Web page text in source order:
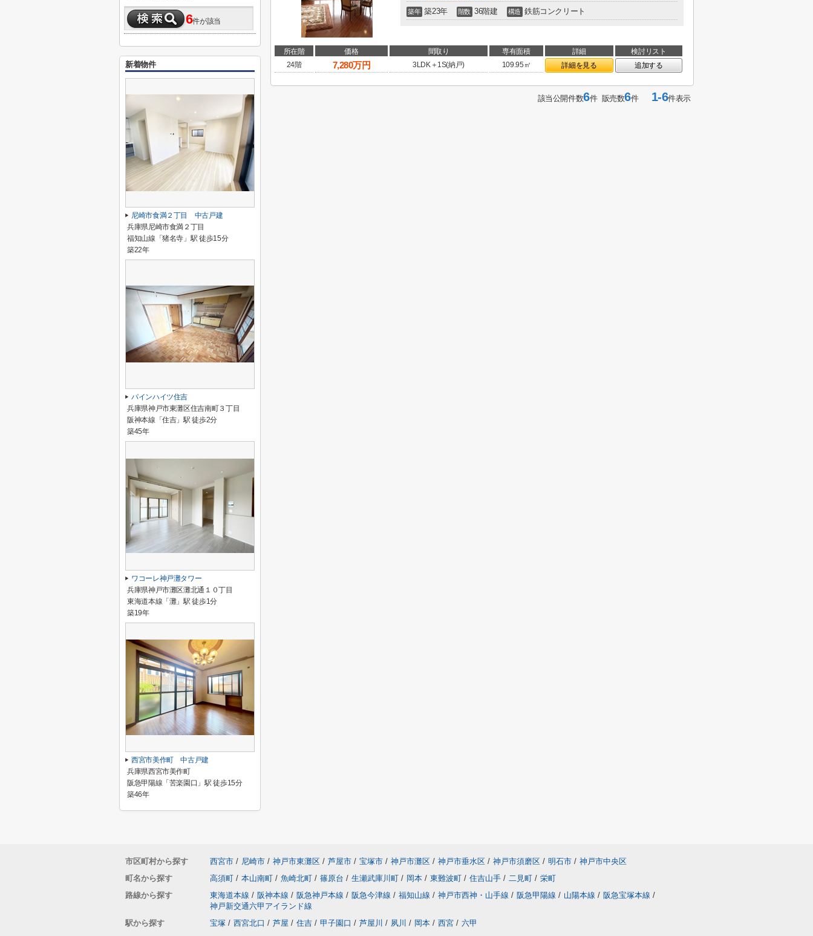
築年 築23年 階数 36階建 構造 鉄筋コンクリート
所在階 価格 間取り 専有面積 詳細
検討リスト
24階
7,280万円 3LDK＋1S(納戸) 109.95㎡ 詳細を見る 追加する
該当公開件数6件 販売数6件1-6件表示
6件が該当
新着物件
尼崎市食満２丁目 中古戸建
兵庫県尼崎市食満２丁目
福知山線「猪名寺」駅 徒歩15分
築22年
パインハイツ住吉
兵庫県神戸市東灘区住吉南町３丁目
阪神本線「住吉」駅 徒歩2分
築45年
ワコーレ神戸灘タワー
兵庫県神戸市灘区灘北通１０丁目
東海道本線「灘」駅 徒歩1分
築19年
西宮市美作町 中古戸建
兵庫県西宮市美作町
阪急甲陽線「苦楽園口」駅 徒歩15分
築46年
市区町村から探す 西宮市 / 尼崎市 / 神戸市東灘区 / 芦屋市 / 宝塚市 / 神戸市灘区 / 神戸市垂水区 / 神戸市須磨区 / 明石市 / 神戸市中央区
町名から探す
高須町 / 本山南町 / 魚崎北町 / 篠原台 / 生瀬武庫川町 / 岡本 / 東難波町 / 住吉山手 / 二見町 / 栄町
路線から探す
東海道本線 / 阪神本線 / 阪急神戸本線 / 阪急今津線 / 福知山線 / 神戸市西神・山手線 / 阪急甲陽線 / 山陽本線 / 阪急宝塚本線 /
神戸新交通六甲アイランド線
駅から探す
宝塚 / 西宮北口 / 芦屋 / 住吉 / 甲子園口 / 芦屋川 / 夙川 / 岡本 / 西宮 / 六甲